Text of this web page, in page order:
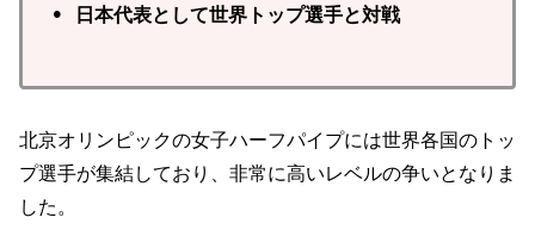
• 日本代表として世界トップ選手と対戦
北京オリンピックの女子ハーフパイプには世界各国のトッ
プ選手が集結しており、非常に高いレベルの争いとなりま
した。